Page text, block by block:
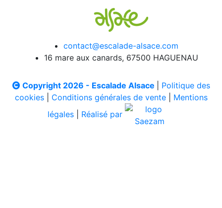
contact@escalade-alsace.com
16 mare aux canards, 67500 HAGUENAU
Copyright 2026 - Escalade Alsace
Politique des
cookies| Conditions générales de vente| Mentions
légales
Réalisé par